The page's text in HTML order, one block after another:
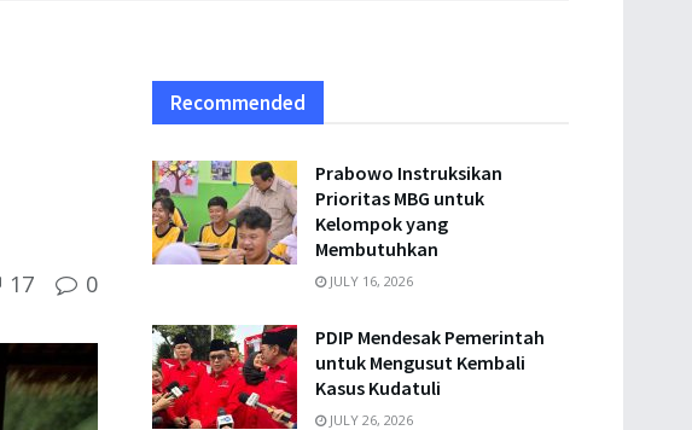
17 0
Recommended
Prabowo Instruksikan
Prioritas MBG untuk
Kelompok yang
Membutuhkan
JULY 16, 2026
PDIP Mendesak Pemerintah
untuk Mengusut Kembali
Kasus Kudatuli
JULY 26, 2026